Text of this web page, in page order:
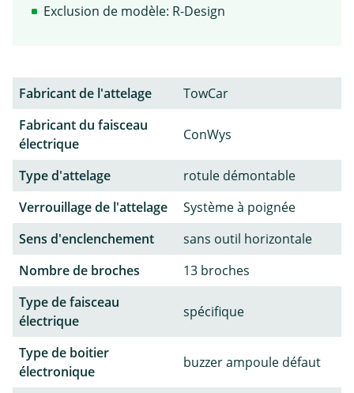
Exclusion de modèle: R-Design
Fabricant de l'attelage
TowCar
Fabricant du faisceau
électrique
ConWys
Type d'attelage
rotule démontable
Verrouillage de l'attelage
Système à poignée
Sens d'enclenchement
sans outil horizontale
Nombre de broches
13 broches
Type de faisceau
électrique
spécifique
Type de boitier
électronique
buzzer ampoule défaut